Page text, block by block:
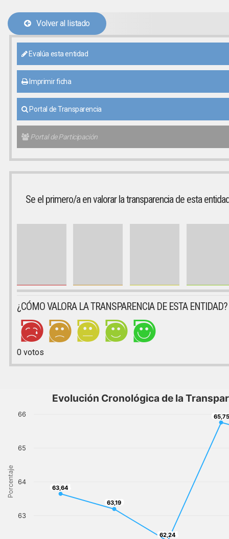
Volver al listado
Evalúa esta entidad
Imprimir ficha
Portal de Transparencia
Portal de Participación
Se el primero/a en valorar la transparencia de esta
¿CÓMO VALORA LA TRANSPARENCIA DE ESTA ENTIDAD?
0votos
Porcentaje
Evolución Cronológica de la
63,64
63,64
63,19
63,19
62,24
62,24
65,75
63
64
65
66